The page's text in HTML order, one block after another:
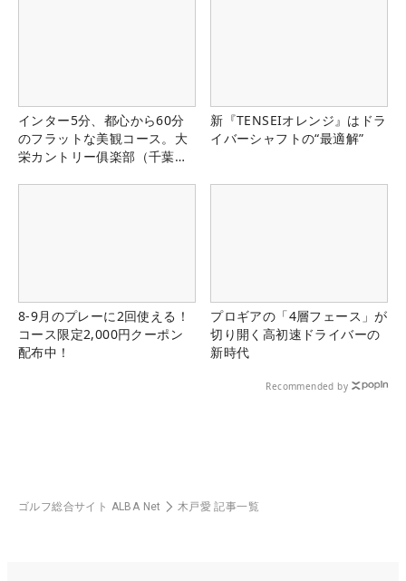
インター5分、都心から60分
のフラットな美観コース。大
栄カントリー俱楽部（千葉
新『TENSEIオレンジ』はドラ
イバーシャフトの“最適解”
8-9月のプレーに2回使える！
コース限定2,000円クーポン
配布中！
プロギアの「4層フェース」が
切り開く高初速ドライバーの
新時代
Recommended by
ゴルフ総合サイト ALBA Net 木戸愛 記事一覧